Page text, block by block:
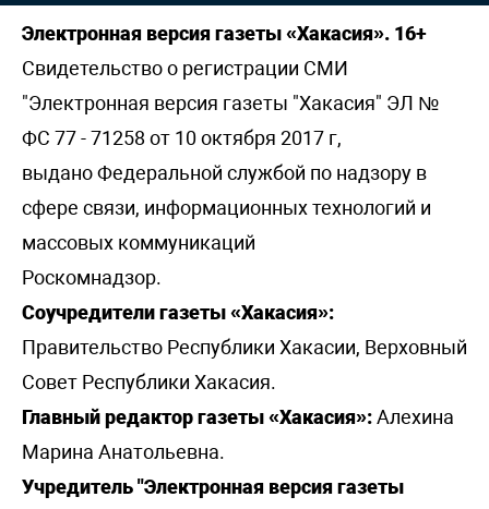
Электронная версия газеты «Хакасия». 16+
Свидетельство о регистрации СМИ
"Электронная версия газеты "Хакасия" ЭЛ №
ФС 77 - 71258 от 10 октября 2017 г,
выдано Федеральной службой по надзору в
сфере связи, информационных технологий и
массовых коммуникаций
Роскомнадзор.
Соучредители газеты «Хакасия»:
Правительство Республики Хакасии, Верховный
Совет Республики Хакасия.
Главный редактор газеты «Хакасия»:Алехина
Марина Анатольевна.
Учредитель "Электронная версия газеты